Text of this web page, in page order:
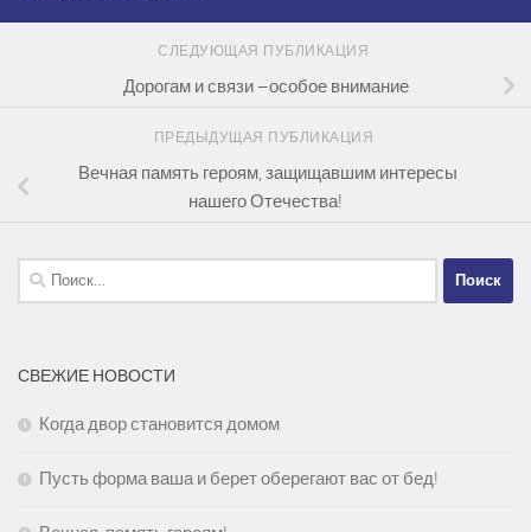
СЛЕДУЮЩАЯ ПУБЛИКАЦИЯ
Дорогам и связи –особое внимание
ПРЕДЫДУЩАЯ ПУБЛИКАЦИЯ
Вечная память героям, защищавшим интересы
нашего Отечества!
Найти:
СВЕЖИЕ НОВОСТИ
Когда двор становится домом
Пусть форма ваша и берет оберегают вас от бед!